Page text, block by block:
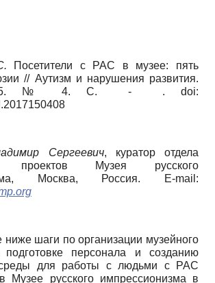
Посетители с РАС в музее: пять
// Аутизм и нарушения развития.
15. № 4. С. - . doi:
08
Сергеевич, куратор отдела
проектов Музея русского
Москва, Россия. E-mail:
.org
шаги по организации музейного
подготовке персонала и созданию
среды для работы с людьми с РАС
Музее русского импрессионизма в